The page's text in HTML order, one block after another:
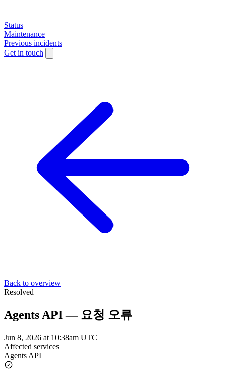
Status
Maintenance
Previous incidents
Get in touch
Back to overview
Resolved
Agents API — 요청 오류
Jun 8, 2026 at 10:38am UTC
Affected services
Agents API